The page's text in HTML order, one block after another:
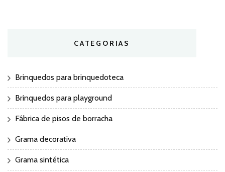
CATEGORIAS
Brinquedos para brinquedoteca
Brinquedos para playground
Fábrica de pisos de borracha
Grama decorativa
Grama sintética